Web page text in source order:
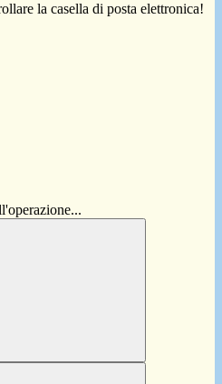
la casella di posta elettronica!